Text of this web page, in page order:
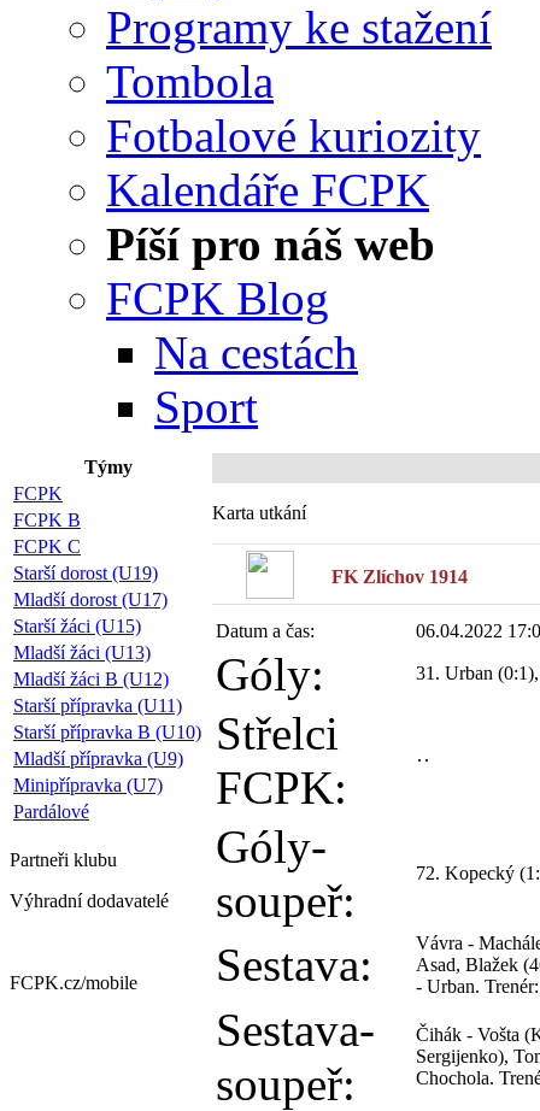
Programy ke stažení
Tombola
Fotbalové kuriozity
Kalendáře FCPK
Píší pro náš web
FCPK Blog
Na cestách
Sport
Týmy
FCPK
FCPK B
FCPK C
Starší dorost (U19)
Mladší dorost (U17)
Starší žáci (U15)
Mladší žáci (U13)
Mladší žáci B (U12)
Starší přípravka (U11)
Starší přípravka B (U10)
Mladší přípravka (U9)
Minipřípravka (U7)
Pardálové
Partneři klubu
Výhradní dodavatelé
FCPK.cz/mobile
Karta utkání
FK Zlíchov 1914
Datum a čas: 06.04.2022
Góly: 31. Urban
Střelci
FCPK:
Góly-
soupeř:
72. Kopecký
Sestava:
Vávra -
Asad, Blažek
- Urban.
Sestava-
soupeř:
Čihák - Vošta
Sergijenko),
Chochola.